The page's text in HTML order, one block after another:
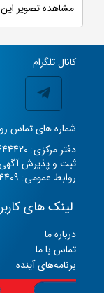
مشاهده تصویر
کانال تلگرام
شماره های تماس
دفتر مرکزی: 02177644420
ثبت و پذیرش آگهی:
روابط عمومی: 02177644409
لینک های
درباره ما
تماس با ما
برنامه‌های آینده